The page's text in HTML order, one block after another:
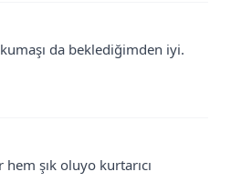
da beklediğimden iyi.
şık oluyo kurtarıcı